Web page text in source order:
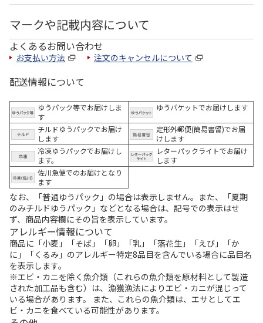
マークや記載内容について
よくあるお問い合わせ
お支払い方法 注文のキャンセルについて
配送情報について
ゆうパック等でお届けしま
す
ゆうパケットでお届けします
チルドゆうパックでお届け
します
定形外郵便(簡易書留)でお届
けします
冷凍ゆうパックでお届けし
ます。
レターパックライトでお届け
します
佐川急便でのお届けとなり
ます
なお、「普通ゆうパック」の場合は表示しません。また、「夏期
のみチルドゆうパック」などとなる場合は、記号での表示はせ
ず、商品内容欄にその旨を表示しています。
アレルギー情報について
商品に「小麦」「そば」「卵」「乳」「落花生」「えび」「か
に」「くるみ」のアレルギー特定8品目を含んでいる場合に品目名
を表示します。
※エビ・カニを除く魚介類（これらの魚介類を原材料として製造
された加工品も含む）は、漁獲漁法によりエビ・カニが混じって
いる場合があります。 また、これらの魚介類は、エサとしてエ
ビ・カニを食べている可能性があります。